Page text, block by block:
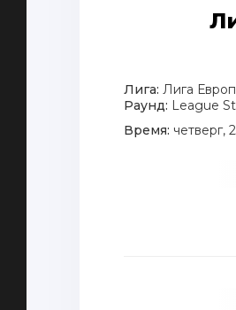
Лига: Лига
Раунд: League
Время: четверг,